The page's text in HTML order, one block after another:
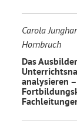
Carola
Hornbruch
Das
analysieren